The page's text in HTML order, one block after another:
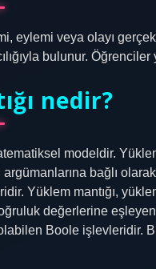
eylemi veya olayı
bulunur. Öğrenciler
nedir?
modeldir.
bağlı
Yüklem mantığı,
değerlerine
Boole işlevleridir.